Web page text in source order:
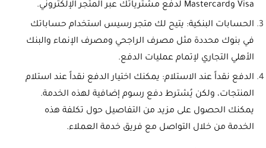
Visa وMastercard لدفع مشترياتك عبر المتجر الإلكتروني.
الحسابات البنكية: يتيح لك متجر رسيس استخدام حساباتك
في بنوك محددة مثل مصرف الراجحي ومصرف الإنماء والبنك
الأهلي التجاري لإتمام عمليات الدفع.
الدفع نقداً عند الاستلام: يمكنك اختيار الدفع نقداً عند استلام
المنتجات، ولكن يُشترط دفع رسوم إضافية لهذه الخدمة.
يمكنك الحصول على مزيد من التفاصيل حول تكلفة هذه
الخدمة من خلال التواصل مع فريق خدمة العملاء.